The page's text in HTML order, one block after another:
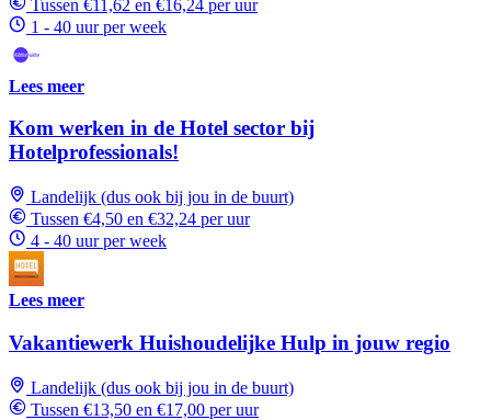
Tussen €11,62 en €16,24 per uur
1 - 40 uur per week
Lees meer
Kom werken in de Hotel sector bij
Hotelprofessionals!
Landelijk (dus ook bij jou in de buurt)
Tussen €4,50 en €32,24 per uur
4 - 40 uur per week
Lees meer
Vakantiewerk Huishoudelijke Hulp in jouw regio
Landelijk (dus ook bij jou in de buurt)
Tussen €13,50 en €17,00 per uur